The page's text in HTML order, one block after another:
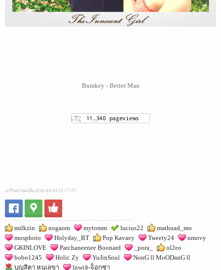
Bumkey - Better Man
แก้ไขล่าสุดเมื่อ 2016-03-03 12:17:27
milkzin nogaom mytomm lucius22
mathuad_mo
mosphoto
Holyday_BT Pop Kavaey Tweety24
nmovy
GKINLOVE
Patchaneenee Boonard _pora_
ol2eo
bobo1245
Holic Zy YuJinSoul
NonG ll MoODanG ll
บุญสิตา หนูเลขา
lnwเจ-จ็อกซ่า